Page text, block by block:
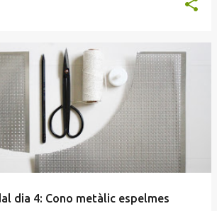
dia 4: Cono metàlic espelmes